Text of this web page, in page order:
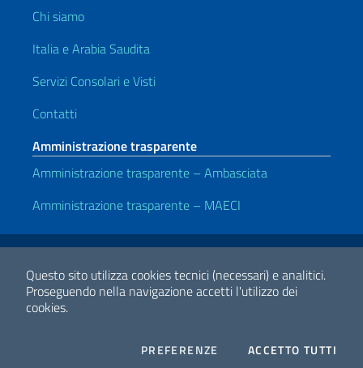
Questo sito utilizza cookies tecnici (necessari) e analitici.
Proseguendo nella navigazione accetti l'utilizzo dei
cookies.
PREFERENZE COOKIESACCETTO TUTTI
Chi siamo
Italia e Arabia Saudita
Servizi Consolari e Visti
Contatti
Amministrazione trasparente
Amministrazione trasparente – Ambasciata
Amministrazione trasparente – MAECI
Link Utili